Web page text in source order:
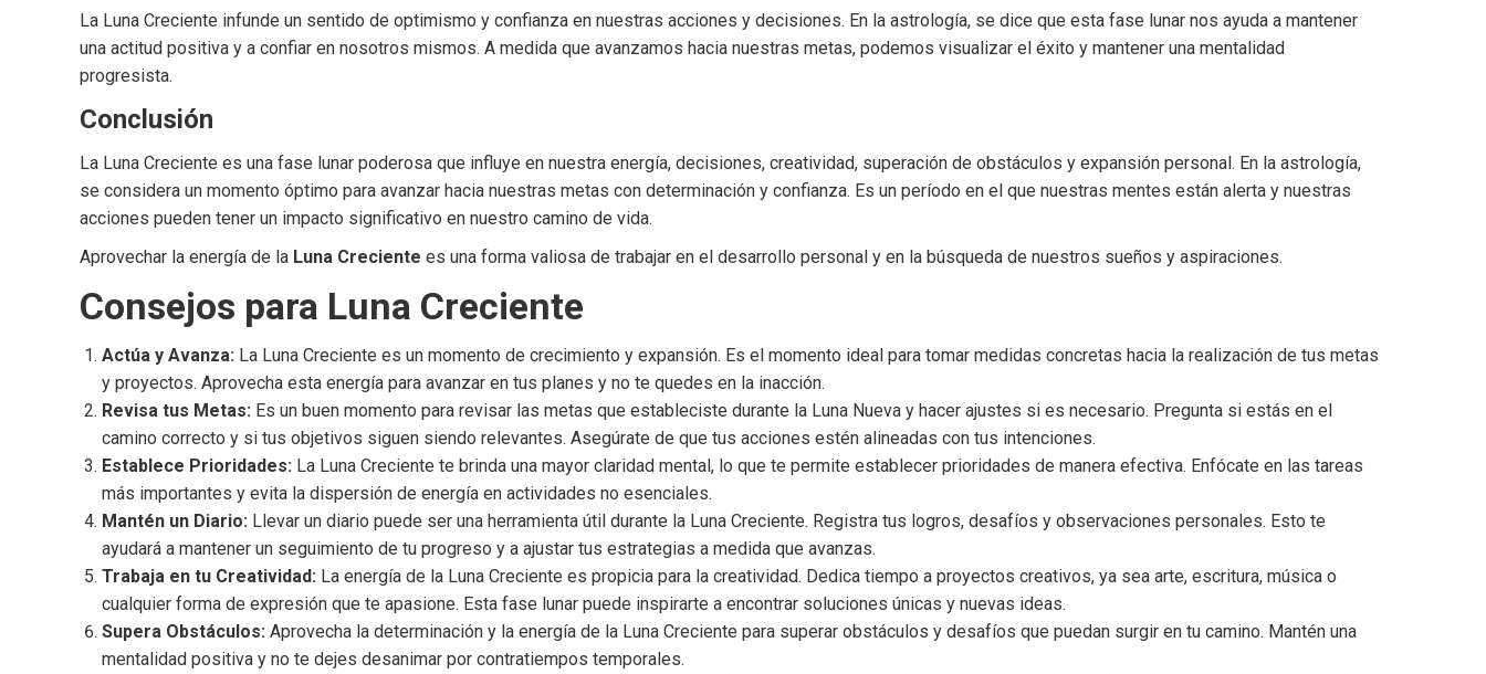
La Luna Creciente infunde un sentido de optimismo y confianza en nuestras acciones y decisiones. En la astrología, se dice que esta fase lunar nos ayuda a mantener
una actitud positiva y a confiar en nosotros mismos. A medida que avanzamos hacia nuestras metas, podemos visualizar el éxito y mantener una mentalidad
progresista.
Conclusión
La Luna Creciente es una fase lunar poderosa que influye en nuestra energía, decisiones, creatividad, superación de obstáculos y expansión personal. En la astrología,
se considera un momento óptimo para avanzar hacia nuestras metas con determinación y confianza. Es un período en el que nuestras mentes están alerta y nuestras
acciones pueden tener un impacto significativo en nuestro camino de vida.
Aprovechar la energía de la Luna Creciente es una forma valiosa de trabajar en el desarrollo personal y en la búsqueda de nuestros sueños y aspiraciones.
Consejos para Luna Creciente
Actúa y Avanza: La Luna Creciente es un momento de crecimiento y expansión. Es el momento ideal para tomar medidas concretas hacia la realización de tus metas
y proyectos. Aprovecha esta energía para avanzar en tus planes y no te quedes en la inacción.
Revisa tus Metas: Es un buen momento para revisar las metas que estableciste durante la Luna Nueva y hacer ajustes si es necesario. Pregunta si estás en el
camino correcto y si tus objetivos siguen siendo relevantes. Asegúrate de que tus acciones estén alineadas con tus intenciones.
Establece Prioridades: La Luna Creciente te brinda una mayor claridad mental, lo que te permite establecer prioridades de manera efectiva. Enfócate en las tareas
más importantes y evita la dispersión de energía en actividades no esenciales.
Mantén un Diario: Llevar un diario puede ser una herramienta útil durante la Luna Creciente. Registra tus logros, desafíos y observaciones personales. Esto te
ayudará a mantener un seguimiento de tu progreso y a ajustar tus estrategias a medida que avanzas.
Trabaja en tu Creatividad: La energía de la Luna Creciente es propicia para la creatividad. Dedica tiempo a proyectos creativos, ya sea arte, escritura, música o
cualquier forma de expresión que te apasione. Esta fase lunar puede inspirarte a encontrar soluciones únicas y nuevas ideas.
Supera Obstáculos: Aprovecha la determinación y la energía de la Luna Creciente para superar obstáculos y desafíos que puedan surgir en tu camino. Mantén una
mentalidad positiva y no te dejes desanimar por contratiempos temporales.